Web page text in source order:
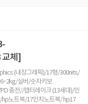
체]
(내장그래픽)/17형/300nits/
실버/숫자키보
충전//랩터레이크 (13세대)/인
hp노트북/17인치노트북/ hp17